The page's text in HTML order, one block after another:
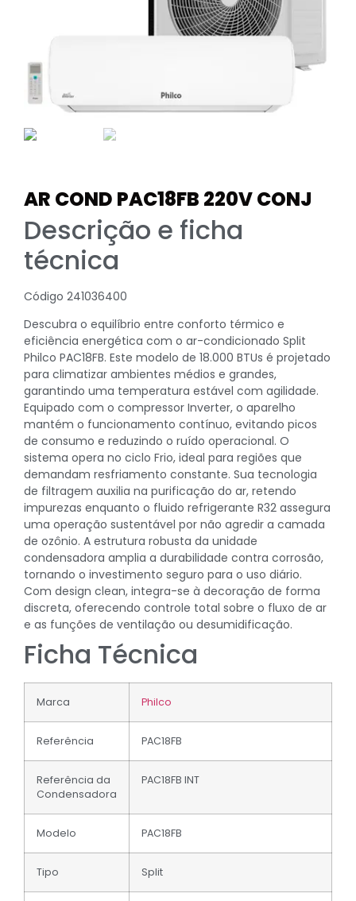
AR COND PAC18FB 220V CONJ
Descrição e ficha
técnica
Código 241036400
Descubra o equilíbrio entre conforto térmico e
eficiência energética com o ar-condicionado Split
Philco PAC18FB. Este modelo de 18.000 BTUs é projetado
para climatizar ambientes médios e grandes,
garantindo uma temperatura estável com agilidade.
Equipado com o compressor Inverter, o aparelho
mantém o funcionamento contínuo, evitando picos
de consumo e reduzindo o ruído operacional. O
sistema opera no ciclo Frio, ideal para regiões que
demandam resfriamento constante. Sua tecnologia
de filtragem auxilia na purificação do ar, retendo
impurezas enquanto o fluido refrigerante R32 assegura
uma operação sustentável por não agredir a camada
de ozônio. A estrutura robusta da unidade
condensadora amplia a durabilidade contra corrosão,
tornando o investimento seguro para o uso diário.
Com design clean, integra-se à decoração de forma
discreta, oferecendo controle total sobre o fluxo de ar
e as funções de ventilação ou desumidificação.
Ficha Técnica
Marca Philco
Referência PAC18FB
Referência da
Condensadora
PAC18FB INT
Modelo PAC18FB
Tipo Split